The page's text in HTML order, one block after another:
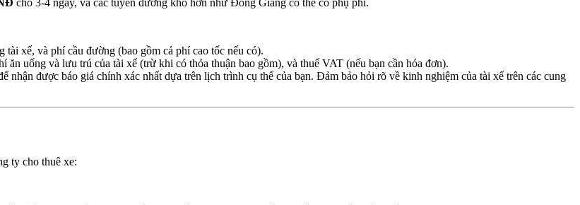
cho 3-4 ngày, và các tuyến đường khó hơn như Đông Giang có thể có phụ phí.
tài xế, và phí cầu đường (bao gồm cả phí cao tốc nếu có).
ăn uống và lưu trú của tài xế (trừ khi có thỏa thuận bao gồm), và thuế VAT (nếu bạn cần hóa đơn).
nhận được báo giá chính xác nhất dựa trên lịch trình cụ thể của bạn. Đảm bảo hỏi rõ về kinh nghiệm của tài xế trên các cung
ty cho thuê xe: